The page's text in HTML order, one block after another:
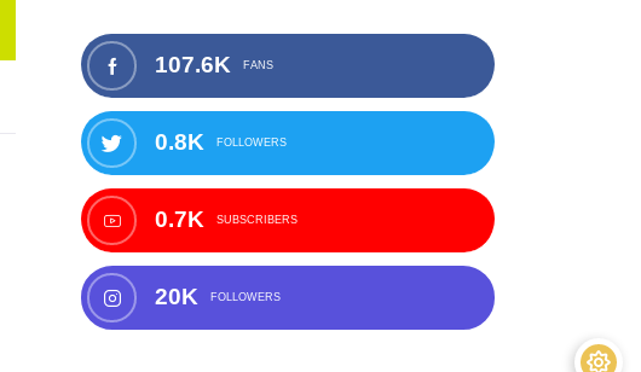
107.6K FANS
0.8K FOLLOWERS
0.7K SUBSCRIBERS
20K FOLLOWERS